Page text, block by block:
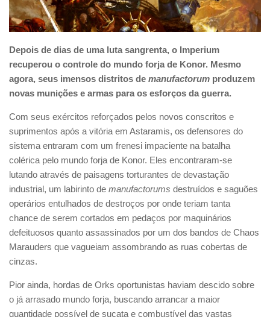
Depois de dias de uma luta sangrenta, o Imperium
recuperou o controle do mundo forja de Konor. Mesmo
agora, seus imensos distritos de manufactorum produzem
novas munições e armas para os esforços da guerra.
Com seus exércitos reforçados pelos novos conscritos e
suprimentos após a vitória em Astaramis, os defensores do
sistema entraram com um frenesi impaciente na batalha
colérica pelo mundo forja de Konor. Eles encontraram-se
lutando através de paisagens torturantes de devastação
industrial, um labirinto de manufactorums destruídos e saguões
operários entulhados de destroços por onde teriam tanta
chance de serem cortados em pedaços por maquinários
defeituosos quanto assassinados por um dos bandos de Chaos
Marauders que vagueiam assombrando as ruas cobertas de
cinzas.
Pior ainda, hordas de Orks oportunistas haviam descido sobre
o já arrasado mundo forja, buscando arrancar a maior
quantidade possível de sucata e combustível das vastas